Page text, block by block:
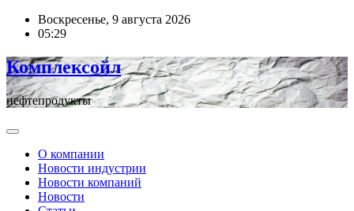
ПерейтиВоскресенье, 9 августа 2026
05:29
Комплексойл
нефтепродукты
О компании
Новости индустрии
Новости компаний
Новости